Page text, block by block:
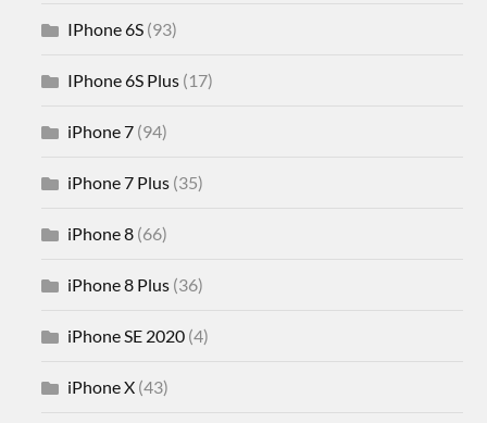
IPhone 6S (93)
IPhone 6S Plus (17)
iPhone 7 (94)
iPhone 7 Plus (35)
iPhone 8 (66)
iPhone 8 Plus (36)
iPhone SE 2020 (4)
iPhone X (43)